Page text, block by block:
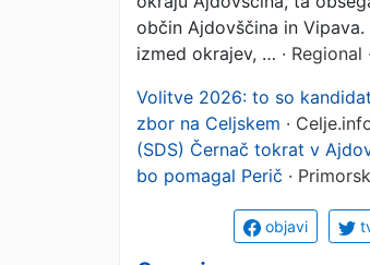
občin Ajdovščina in Vipava.
izmed okrajev, … · Regional
Volitve 2026: to so
zbor na Celjskem ·
(SDS) Černač tokrat v
bo pomagal Perič ·
objavi